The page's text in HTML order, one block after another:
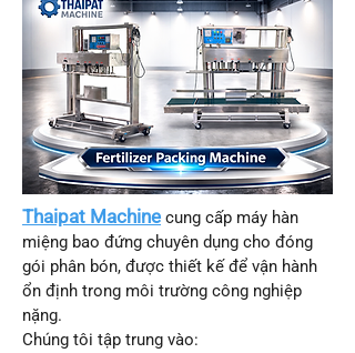
Thaipat Machine cung cấp máy hàn
miệng bao đứng chuyên dụng cho đóng
gói phân bón, được thiết kế để vận hành
ổn định trong môi trường công nghiệp
nặng.
Chúng tôi tập trung vào: